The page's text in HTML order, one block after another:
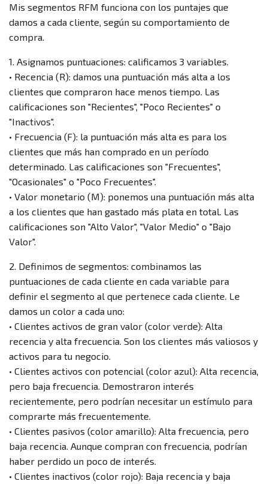
¿Qué es el modelo de segmentación RFM?
¿Para qué me sirven los datos que encuentro en Mis
segmentos RFM?
Mis segmentos RFM funciona con los puntajes que
damos a cada cliente, según su comportamiento de
compra.
1. Asignamos puntuaciones: calificamos 3 variables.
• Recencia (R): damos una puntuación más alta a los
clientes que compraron hace menos tiempo. Las
calificaciones son "Recientes", "Poco Recientes" o
"Inactivos".
• Frecuencia (F): la puntuación más alta es para los
clientes que más han comprado en un período
determinado. Las calificaciones son "Frecuentes",
"Ocasionales" o "Poco Frecuentes".
• Valor monetario (M): ponemos una puntuación más alta
a los clientes que han gastado más plata en total. Las
calificaciones son "Alto Valor", "Valor Medio" o "Bajo
Valor".
2. Definimos de segmentos: combinamos las
puntuaciones de cada cliente en cada variable para
definir el segmento al que pertenece cada cliente. Le
damos un color a cada uno:
• Clientes activos de gran valor (color verde): Alta
recencia y alta frecuencia. Son los clientes más valiosos y
activos para tu negocio.
• Clientes activos con potencial (color azul): Alta recencia,
pero baja frecuencia. Demostraron interés
recientemente, pero podrían necesitar un estímulo para
comprarte más frecuentemente.
• Clientes pasivos (color amarillo): Alta frecuencia, pero
baja recencia. Aunque compran con frecuencia, podrían
haber perdido un poco de interés.
• Clientes inactivos (color rojo): Baja recencia y baja